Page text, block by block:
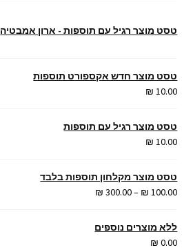
טסט מוצר רגיל עם תוספות - ארון אמבטיה
טסט מוצר חדש אקספורט תוספות
₪ 10.00
טסט מוצר רגיל עם תוספות
₪ 10.00
טסט מוצר מקלחון תוספות בלבד
₪ 100.00
–
₪ 300.00
טווח
ללא מוצרים נוספים
₪ 0.00